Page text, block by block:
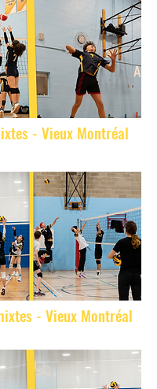
- Vieux Montréal
- Vieux Montréal